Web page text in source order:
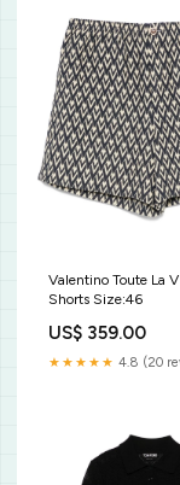
Valentino Toute La
Shorts Size:46
US$ 359.00
★★★★★ 4.8 (20